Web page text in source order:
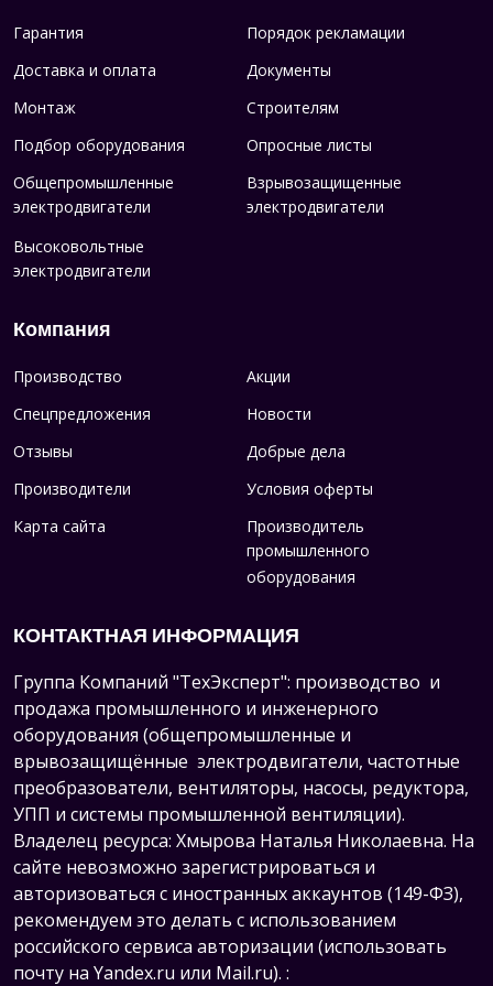
Гарантия
Порядок рекламации
Доставка и оплата
Документы
Монтаж
Строителям
Подбор оборудования
Опросные листы
Общепромышленные
электродвигатели
Взрывозащищенные
электродвигатели
Высоковольтные
электродвигатели
Компания
Производство
Акции
Спецпредложения
Новости
Отзывы
Добрые дела
Производители
Условия оферты
Карта сайта
Производитель
промышленного
оборудования
КОНТАКТНАЯ ИНФОРМАЦИЯ
Группа Компаний "ТехЭксперт": производство и
продажа промышленного и инженерного
оборудования (общепромышленные и
врывозащищённые электродвигатели, частотные
преобразователи, вентиляторы, насосы, редуктора,
УПП и системы промышленной вентиляции).
Владелец ресурса: Хмырова Наталья Николаевна. На
сайте невозможно зарегистрироваться и
авторизоваться с иностранных аккаунтов (149-ФЗ),
рекомендуем это делать с использованием
российского сервиса авторизации (использовать
почту на Yandex.ru или Mail.ru). :